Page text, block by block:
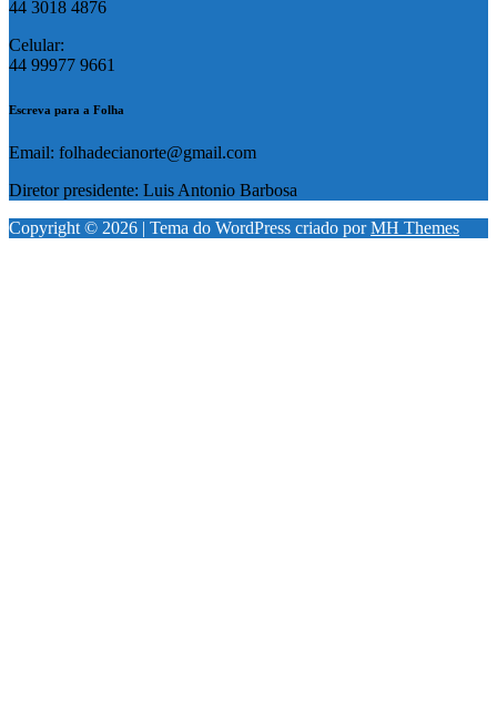
44 3018 4876
Celular:
44 99977 9661
Escreva para a Folha
Email: folhadecianorte@gmail.com
Diretor presidente: Luis Antonio Barbosa
Copyright © 2026 | Tema do WordPress criado porMH Themes